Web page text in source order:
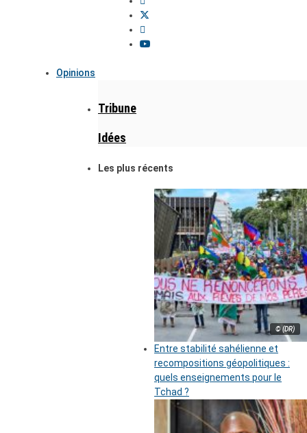
Opinions
Tribune
Idées
Les plus récents
© (DR)
Entre stabilité sahélienne et
recompositions géopolitiques :
quels enseignements pour le
Tchad ?